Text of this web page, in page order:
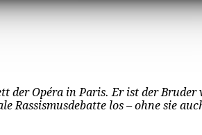
der Opéra in Paris. Er ist der
Rassismusdebatte los – ohne sie